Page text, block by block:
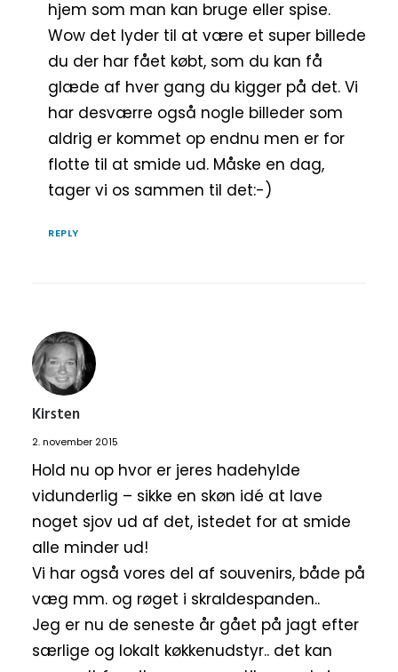
hjem som man kan bruge eller spise.
Wow det lyder til at være et super billede
du der har fået købt, som du kan få
glæde af hver gang du kigger på det. Vi
har desværre også nogle billeder som
aldrig er kommet op endnu men er for
flotte til at smide ud. Måske en dag,
tager vi os sammen til det:-)
REPLY
Kirsten
2. november 2015
Hold nu op hvor er jeres hadehylde
vidunderlig – sikke en skøn idé at lave
noget sjov ud af det, istedet for at smide
alle minder ud!
Vi har også vores del af souvenirs, både på
væg mm. og røget i skraldespanden..
Jeg er nu de seneste år gået på jagt efter
særlige og lokalt køkkenudstyr.. det kan